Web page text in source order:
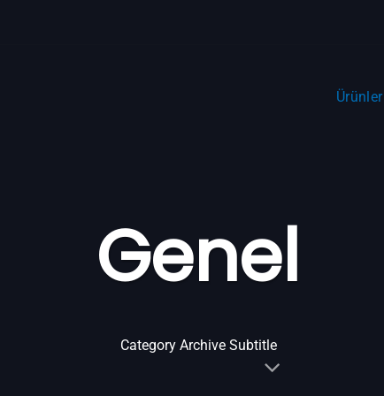
Ürünler
Genel
Category Archive Subtitle